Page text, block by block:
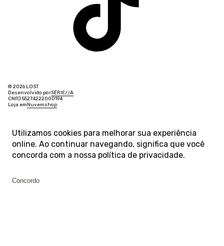
© 2026 LOST
Desenvolvido porSÉRIE//A
CNPJ 55274222000194
Loja emNuvemshop
Utilizamos cookies para melhorar sua experiência
online. Ao continuar navegando, significa que você
concorda com a nossa política de privacidade.
Concordo